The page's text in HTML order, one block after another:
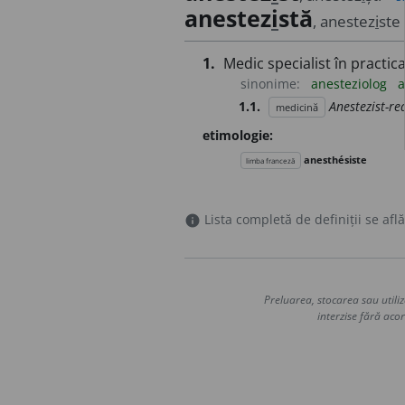
anestezistă, anesteziste
1. Medic specialist în practica
sinonime: anesteziolog
1.1.
medicină Anestezist-
etimologie:
limba franceză anesthésiste
info Lista completă de definiții se
Preluarea, stocarea sau
interzise fără